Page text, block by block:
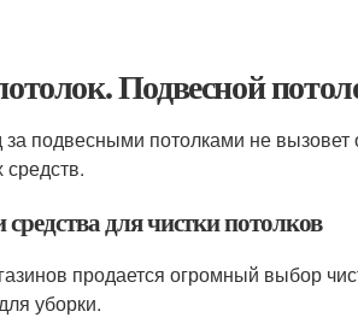
Подвесной
подвесными потолками не
для чистки потолков
продается огромный выбор
уборки.